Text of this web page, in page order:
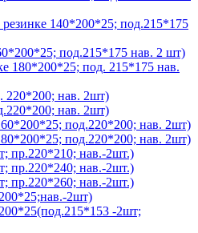
140*200*25; под.215*175
под.215*175 нав. 2 шт)
180*200*25; под. 215*175 нав.
220*200; нав. 2шт)
нав. 2шт)
под.220*200; нав. 2шт)
под.220*200; нав. 2шт)
пр.220*210; нав.-2шт.)
пр.220*240; нав.-2шт.)
пр.220*260; нав.-2шт.)
2шт)
-2шт;